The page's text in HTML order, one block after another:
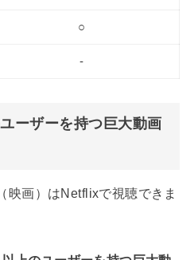
○
-
ーザーを持つ巨大動画
映画）はNetflixで視聴できま